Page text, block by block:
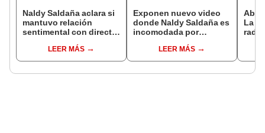
Naldy Saldaña aclara si
mantuvo relación
sentimental con director
denunciarlo por
tocamientos: “Me
LEER MÁS
Exponen nuevo video
donde Naldy Saldaña es
incomodada por
Luz: la agarra de la
mano sin su
LEER MÁS
La